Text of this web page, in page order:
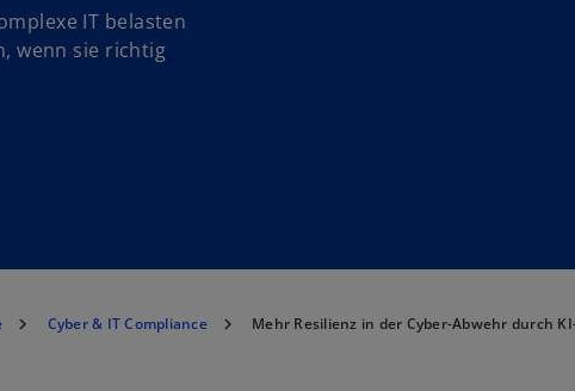
IT belasten
wenn sie richtig
Cyber & IT Compliance Mehr Resilienz in der Cyber-Abwehr durch